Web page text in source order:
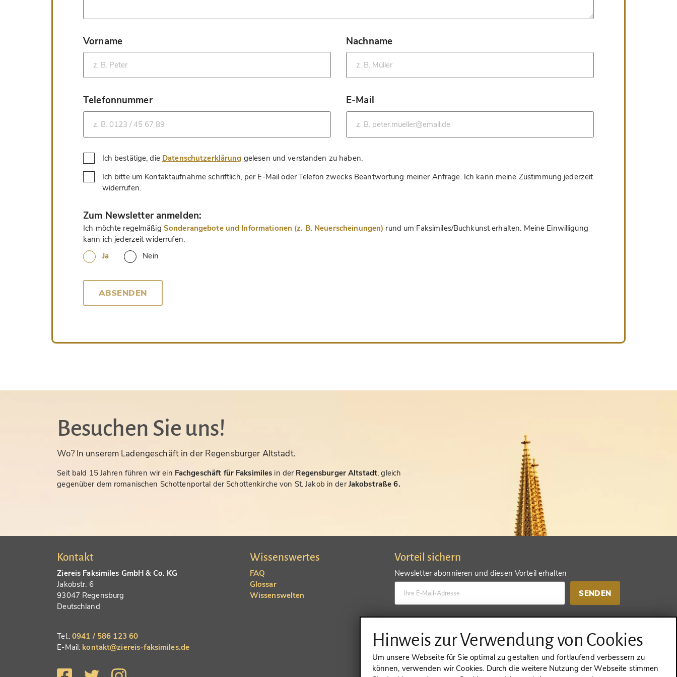
Vorname
*
Nachname
*
Telefonnummer
*
E-Mail
*
Ich bestätige, die Datenschutzerklärung gelesen und verstanden zu haben.
Ich bitte um Kontaktaufnahme schriftlich, per E-Mail oder Telefon zwecks Beantwortung meiner Anfrage. Ich kann meine Zustimmung jederzeit
widerrufen.
Zum Newsletter anmelden:
Ich möchte regelmäßig Sonderangebote und Informationen (z. B. Neuerscheinungen) rund um Faksimiles/Buchkunst erhalten. Meine Einwilligung
kann ich jederzeit widerrufen.
Ja
Nein
ABSENDEN
Besuchen Sie uns!
Wo? In unserem Ladengeschäft in der Regensburger Altstadt.
Seit bald 15 Jahren führen wir ein Fachgeschäft für Faksimiles in der Regensburger Altstadt, gleich
gegenüber dem romanischen Schottenportal der Schottenkirche von St. Jakob in derJakobstraße 6.
Kontakt
Ziereis Faksimiles GmbH & Co. KG
Jakobstr. 6
93047 Regensburg
Deutschland
Tel.:0941 / 586 123 60
E-Mail: kontakt@ziereis-faksimiles.de
Wissenswertes
FAQ
Glossar
Wissenswelten
Vorteil sichern
Newsletter abonnieren und diesen Vorteil erhalten
SENDEN
SENDEN
Hinweis zur Verwendung von Cookies
Um unsere Webseite für Sie optimal zu gestalten und fortlaufend verbessern zu
können, verwenden wir Cookies. Durch die weitere Nutzung der Webseite stimmen